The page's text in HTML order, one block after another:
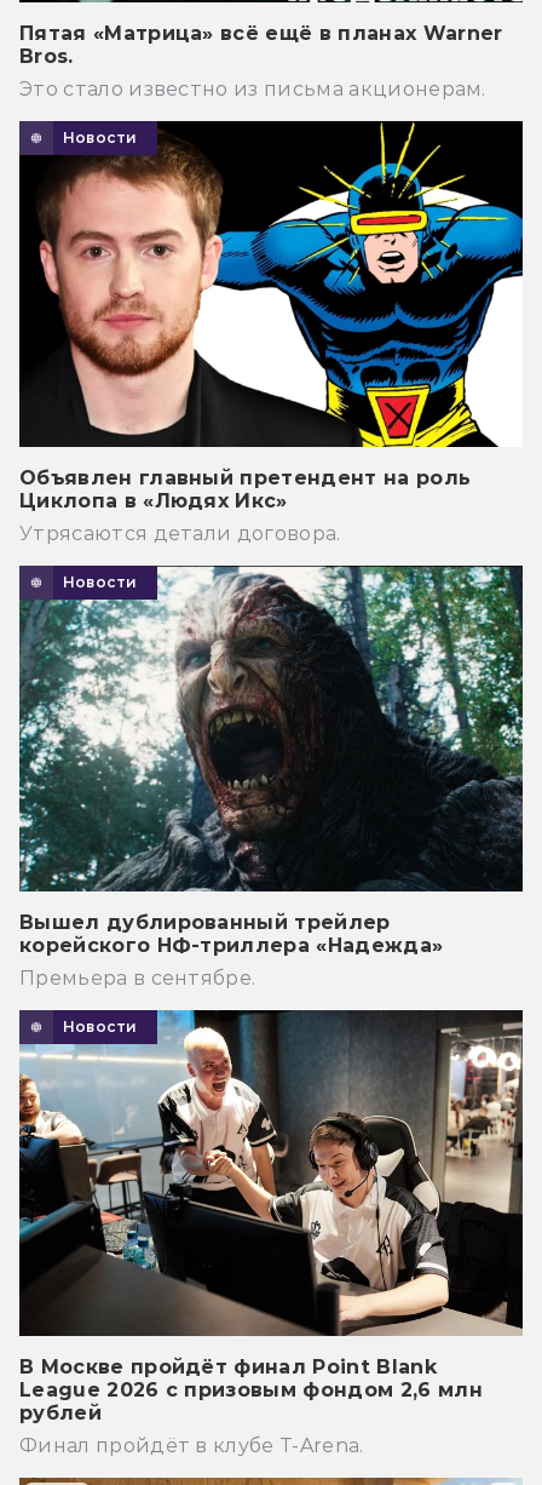
Пятая «Матрица» всё ещё в планах Warner
Bros.
Это стало известно из письма акционерам.
Новости
Объявлен главный претендент на роль
Циклопа в «Людях Икс»
Утрясаются детали договора.
Новости
Вышел дублированный трейлер
корейского НФ-триллера «Надежда»
Премьера в сентябре.
Новости
В Москве пройдёт финал Point Blank
League 2026 с призовым фондом 2,6 млн
рублей
Финал пройдёт в клубе T-Arena.